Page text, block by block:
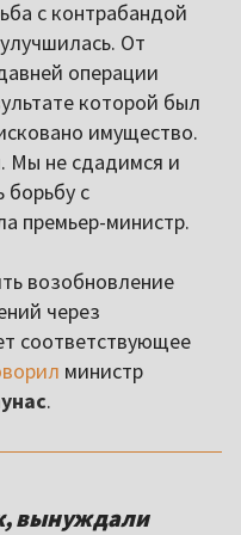
с контрабандой
От
операции
которой был
имущество.
Мы не сдадимся и
с
премьер-министр.
возобновление
через
соответствующее
министр
.
вынуждали